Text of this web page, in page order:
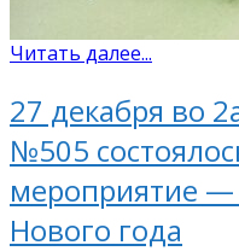
Читать далее...
27 декабря во
№505
мероприятие
Нового года